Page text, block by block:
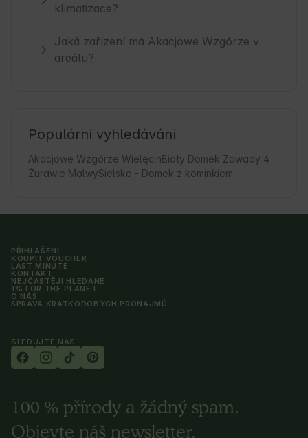
klimatizace?
Jaká zařízení má Akacjowe Wzgórze v
areálu?
Populární vyhledávání
Akacjowe Wzgórze WielęcinBiały Domek Zawady 4
Żurawie MalwySielsko - Domek z kominkiem
PŘIHLÁŠENÍ
KOUPIT VOUCHER
LAST MINUTE
KONTAKT
NEJČASTĚJI HLEDANÉ
1% FOR THE PLANET
O NÁS
SPRÁVA KRÁTKODOBÝCH PRONÁJMŮ
SLEDUJTE NÁS
100 % přírody a žádný spam.